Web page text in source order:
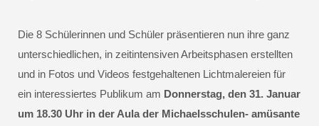
Die 8 Schülerinnen und Schüler präsentieren nun ihre ganz
unterschiedlichen, in zeitintensiven Arbeitsphasen erstellten
und in Fotos und Videos festgehaltenen Lichtmalereien für
ein interessiertes Publikum am Donnerstag, den 31. Januar
um 18.30 Uhr in der Aula der Michaelsschulen- amüsante